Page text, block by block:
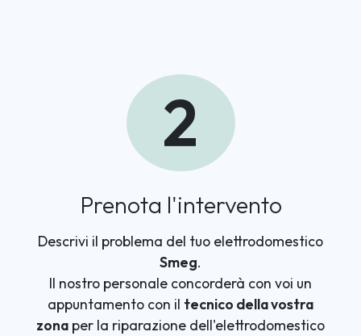
2
Prenota l'intervento
Descrivi il problema del tuo elettrodomestico
Smeg.
Il nostro personale concorderà con voi un
appuntamento con il tecnico della vostra
zona per la riparazione dell'elettrodomestico